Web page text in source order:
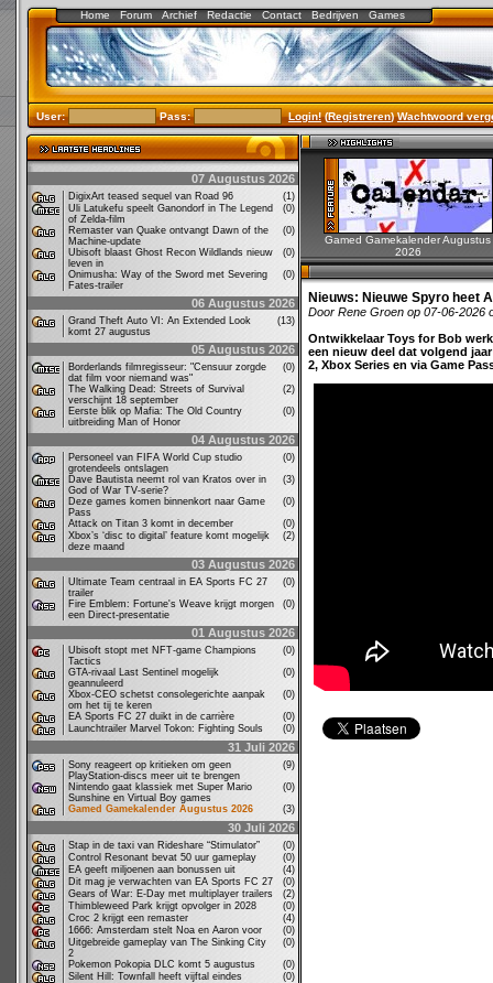
Home Forum Archief Redactie Contact Bedrijven Games
User: Pass: Login!(Registreren)Wachtwoord
07 Augustus 2026
DigixArt teased sequel van Road 96
(1)
Uli Latukefu speelt Ganondorf in The Legend
of Zelda-film
(0)
Remaster van Quake ontvangt Dawn of the
Machine-update
(0)
Ubisoft blaast Ghost Recon Wildlands nieuw
leven in
(0)
Onimusha: Way of the Sword met Severing
Fates-trailer
(0)
06 Augustus 2026
Grand Theft Auto VI: An Extended Look
komt 27 augustus
(13)
05 Augustus 2026
Borderlands filmregisseur: "Censuur zorgde
dat film voor niemand was"
(0)
The Walking Dead: Streets of Survival
verschijnt 18 september
(2)
Eerste blik op Mafia: The Old Country
uitbreiding Man of Honor
(0)
04 Augustus 2026
Personeel van FIFA World Cup studio
grotendeels ontslagen
(0)
Dave Bautista neemt rol van Kratos over in
God of War TV-serie?
(3)
Deze games komen binnenkort naar Game
Pass
(0)
Attack on Titan 3 komt in december
(0)
Xbox’s ‘disc to digital’ feature komt mogelijk
deze maand
(2)
03 Augustus 2026
Ultimate Team centraal in EA Sports FC 27
trailer
(0)
Fire Emblem: Fortune's Weave krijgt morgen
een Direct-presentatie
(0)
01 Augustus 2026
Ubisoft stopt met NFT-game Champions
Tactics
(0)
GTA-rivaal Last Sentinel mogelijk
geannuleerd
(0)
Xbox-CEO schetst consolegerichte aanpak
om het tij te keren
(0)
EA Sports FC 27 duikt in de carrière
(0)
Launchtrailer Marvel Tokon: Fighting Souls
(0)
31 Juli 2026
Sony reageert op kritieken om geen
PlayStation-discs meer uit te brengen
(9)
Nintendo gaat klassiek met Super Mario
Sunshine en Virtual Boy games
(0)
Gamed Gamekalender Augustus 2026
(3)
30 Juli 2026
Stap in de taxi van Rideshare “Stimulator”
(0)
Control Resonant bevat 50 uur gameplay
(0)
EA geeft miljoenen aan bonussen uit
(4)
Dit mag je verwachten van EA Sports FC 27
(0)
Gears of War: E-Day met multiplayer trailers
(2)
Thimbleweed Park krijgt opvolger in 2028
(0)
Croc 2 krijgt een remaster
(4)
1666: Amsterdam stelt Noa en Aaron voor
(0)
Uitgebreide gameplay van The Sinking City
2
(0)
Pokemon Pokopia DLC komt 5 augustus
(0)
Silent Hill: Townfall heeft vijftal eindes
(0)
Gamed Gamekalender Augustus
2026
Nieuws: Nieuwe Spyro heet
Door Rene Groen op 07-06-2026
Ontwikkelaar Toys for Bob
een nieuw deel dat volgend
2, Xbox Series en via Game